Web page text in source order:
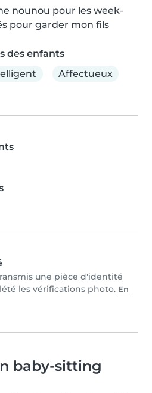
nounou pour les week-
pour garder mon fils
des enfants
Affectueux
une pièce d'identité
les vérifications photo. En
baby-sitting